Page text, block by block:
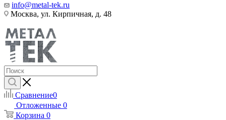
info@metal-tek.ru
Москва, ул. Кирпичная, д. 48
Сравнение0
Отложенные 0
Корзина 0